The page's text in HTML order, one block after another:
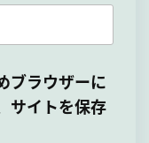
ブラウザーに
サイトを保存